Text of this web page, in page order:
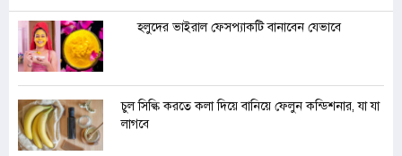
হলুদের ভাইরাল ফেসপ্যাকটি বানাবেন যেভাবে
চুল সিল্কি করতে কলা দিয়ে বানিয়ে ফেলুন কন্ডিশনার, যা যা
লাগবে